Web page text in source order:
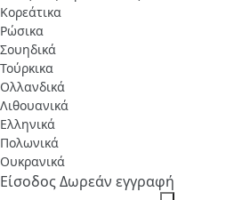
Κορεάτικα
Ρώσικα
Σουηδικά
Τούρκικα
Ολλανδικά
Λιθουανικά
Ελληνικά
Πολωνικά
Ουκρανικά
ΕίσοδοςΔωρεάν εγγραφή